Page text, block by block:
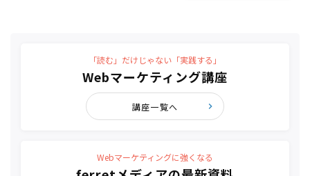
「読む」だけじゃない「実践する」
Webマーケティング講座
講座一覧へ
Webマーケティングに強くなる